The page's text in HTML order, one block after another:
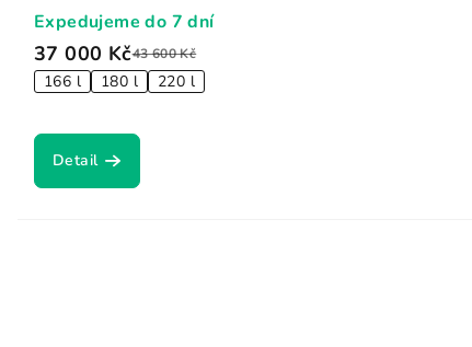
37 000 Kč43 600 Kč
166 l 180 l 220 l
Expedujeme do 7 dní
Detail